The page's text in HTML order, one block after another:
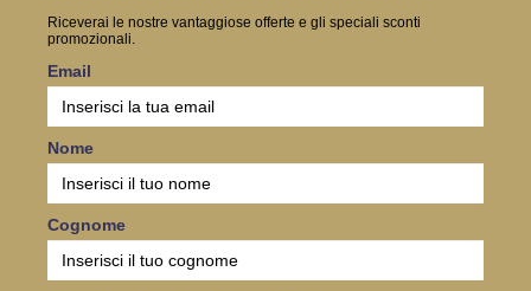
Riceverai le nostre vantaggiose offerte e gli speciali sconti
promozionali.
Email
Nome
Cognome